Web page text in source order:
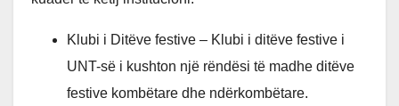
Klubi i Ditëve festive – Klubi i ditëve festive i
UNT-së i kushton një rëndësi të madhe ditëve
festive kombëtare dhe ndërkombëtare.